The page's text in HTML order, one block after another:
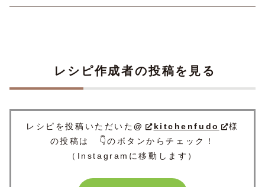
レシピ作成者の投稿を見る
レシピを投稿いただいた@ kitchenfudo
様
の投稿は 👇のボタンからチェック！
（Instagramに移動します）